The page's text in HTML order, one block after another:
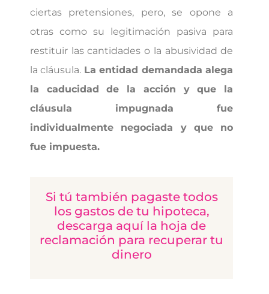
ciertas pretensiones, pero, se opone a
otras como su legitimación pasiva para
restituir las cantidades o la abusividad de
la cláusula. La entidad demandada alega
la caducidad de la acción y que la
cláusula impugnada fue
individualmente negociada y que no
fue impuesta.
Si tú también pagaste todos
los gastos de tu hipoteca,
descarga aquí la hoja de
reclamación para recuperar tu
dinero